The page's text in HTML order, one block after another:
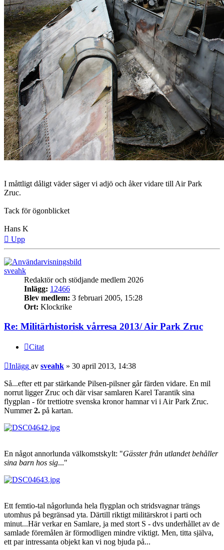
I måttligt dåligt väder säger vi adjö och åker vidare till Air Park
Zruc.
Tack för ögonblicket
Hans K
Upp
sveahk
Redaktör och stödjande medlem 2026
Inlägg: 12466
Blev medlem: 3 februari 2005, 15:28
Ort: Klockrike
Re: Militärhistorisk vårresa 2013/ Air Park Zruc
Citat
Inlägg av sveahk » 30 april 2013, 14:38
Så...efter ett par stärkande Pilsen-pilsner går färden vidare. En mil
norrut ligger Zruc och där visar samlaren Karel Tarantik sina
flygplan - för trettiotre svenska kronor hamnar vi i Air Park Zruc.
Nummer2. på kartan.
En något annorlunda välkomstskylt: "Gässter från utlandet behåller
sina barn hos sig..."
Ett femtio-tal någorlunda hela flygplan och stridsvagnar trängs
utomhus på begränsad yta. Därtill riktigt militärskrot i parti och
minut...Här verkar en Samlare, ja med stort S - dvs underhållet av de
samlade föremålen är förmodligen mindre viktigt. Men, titta själva,
ett par intressanta objekt kan vi nog bjuda på...